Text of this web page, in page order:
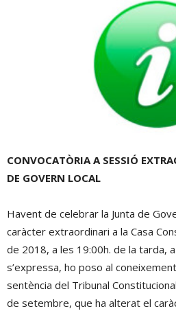
CONVOCATÒRIA A SESSIÓ
DE GOVERN LOCAL
Havent de celebrar la Junta de
caràcter extraordinari a la Casa
de 2018, a les 19:00h. de la tarda,
s’expressa, ho poso al
sentència del Tribunal
de setembre, que ha alterat el